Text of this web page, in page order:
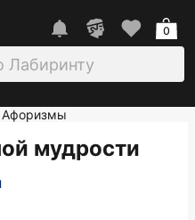
0
Афоризмы
мудрости